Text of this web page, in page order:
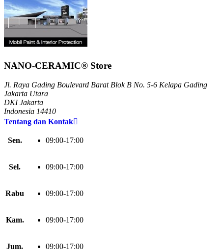
NANO-CERAMIC® Store
Jl. Raya Gading Boulevard Barat Blok B No. 5-6 Kelapa Gading
Jakarta Utara
DKI Jakarta
Indonesia 14410
Tentang dan Kontak
Sen. 09:00-17:00
Sel. 09:00-17:00
Rabu 09:00-17:00
Kam. 09:00-17:00
Jum. 09:00-17:00